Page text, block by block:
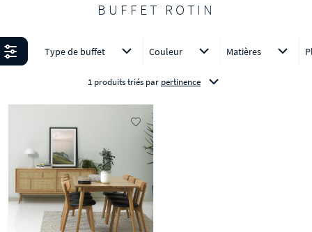
BUFFET ROTIN
Affiner Type de buffet Couleur Matières
1 produits triés par pertinence